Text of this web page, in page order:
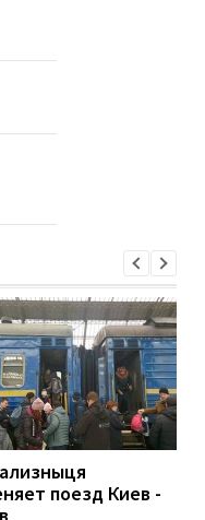
поезд Киев -